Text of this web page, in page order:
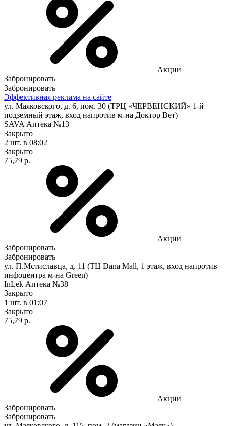
Акции
Забронировать
Забронировать
Эффективная реклама на сайте
ул. Маяковского, д. 6, пом. 30 (ТРЦ «ЧЕРВЕНСКИЙ» 1-й
подземный этаж, вход напротив м-на Доктор Вет)
SAVA Аптека №13
Закрыто
2 шт. в 08:02
Закрыто
75,79 р.
Акции
Забронировать
Забронировать
ул. П.Мстиславца, д. 11 (ТЦ Dana Mall, 1 этаж, вход напротив
инфоцентра м-на Green)
InLek Аптека №38
Закрыто
1 шт. в 01:07
Закрыто
75,79 р.
Акции
Забронировать
Забронировать